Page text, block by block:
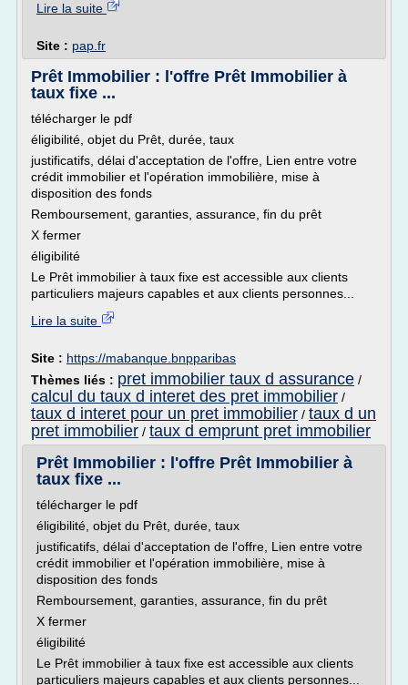
Lire la suite
Site : pap.fr
Prêt Immobilier : l'offre Prêt Immobilier à
taux fixe ...
télécharger le pdf
éligibilité, objet du Prêt, durée, taux
justificatifs, délai d'acceptation de l'offre, Lien entre votre
crédit immobilier et l'opération immobilière, mise à
disposition des fonds
Remboursement, garanties, assurance, fin du prêt
X fermer
éligibilité
Le Prêt immobilier à taux fixe est accessible aux clients
particuliers majeurs capables et aux clients personnes...
Lire la suite
Site : https://mabanque.bnpparibas
Thèmes liés : pret immobilier taux d assurance /
calcul du taux d interet des pret immobilier /
taux d interet pour un pret immobilier / taux d un
pret immobilier / taux d emprunt pret immobilier
Prêt Immobilier : l'offre Prêt Immobilier à
taux fixe ...
télécharger le pdf
éligibilité, objet du Prêt, durée, taux
justificatifs, délai d'acceptation de l'offre, Lien entre votre
crédit immobilier et l'opération immobilière, mise à
disposition des fonds
Remboursement, garanties, assurance, fin du prêt
X fermer
éligibilité
Le Prêt immobilier à taux fixe est accessible aux clients
particuliers majeurs capables et aux clients personnes...